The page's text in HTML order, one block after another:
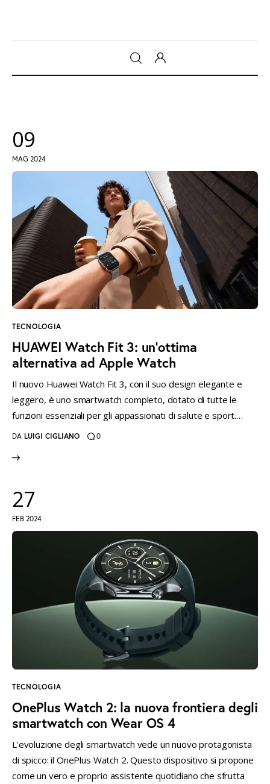
Intrattenimento
Web Log
instagramm
threads twitter-
x
rss
09
MAG 2024
TECNOLOGIA
HUAWEI Watch Fit 3: un’ottima
alternativa ad Apple Watch
Il nuovo Huawei Watch Fit 3, con il suo design elegante e
leggero, è uno smartwatch completo, dotato di tutte le
funzioni essenziali per gli appassionati di salute e sport.…
DA LUIGI CIGLIANO 0
27
FEB 2024
TECNOLOGIA
OnePlus Watch 2: la nuova frontiera degli
smartwatch con Wear OS 4
L'evoluzione degli smartwatch vede un nuovo protagonista
di spicco: il OnePlus Watch 2. Questo dispositivo si propone
come un vero e proprio assistente quotidiano che sfrutta